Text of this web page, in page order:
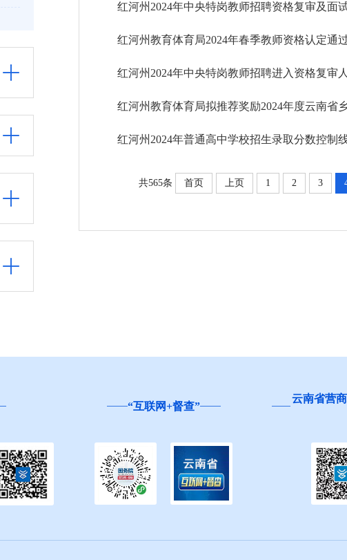
红河州2024年中央特岗教师招聘资格复审及面
红河州教育体育局2024年春季教师资格认定通
红河州2024年中央特岗教师招聘进入资格复审
红河州教育体育局拟推荐奖励2024年度云南省
红河州2024年普通高中学校招生录取分数控制
共565条 首页 上页 1 2 3
云南省营商环境投诉举报和问卷调查
平台
红河州食